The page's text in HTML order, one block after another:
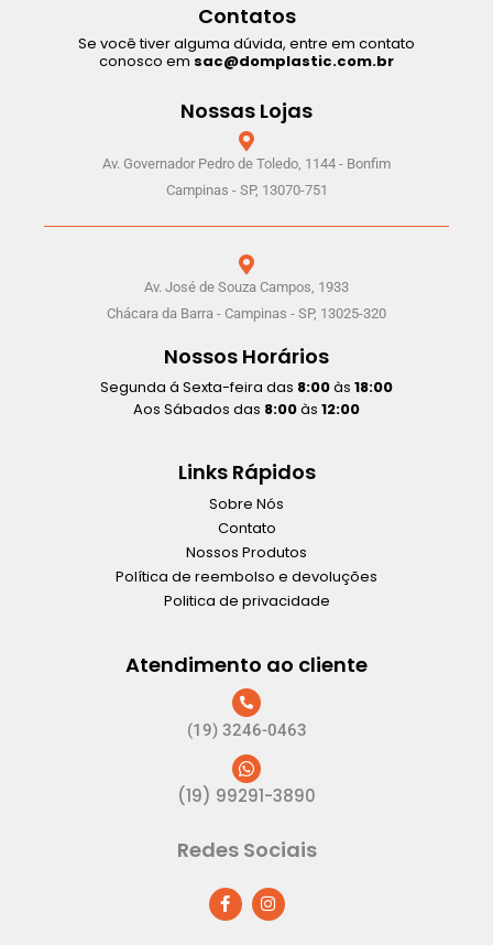
Contatos
Se você tiver alguma dúvida, entre em contato
conosco em sac@domplastic.com.br
Nossas Lojas
Av. Governador Pedro de Toledo, 1144 - Bonfim
Campinas - SP, 13070-751
Av. José de Souza Campos, 1933
Chácara da Barra - Campinas - SP, 13025-320
Nossos Horários
Segunda á Sexta-feira das 8:00às 18:00
Aos Sábados das 8:00às 12:00
Links Rápidos
Sobre Nós
Contato
Nossos Produtos
Política de reembolso e devoluções
Politica de privacidade
Atendimento ao cliente
(19) 3246-0463
(19) 99291-3890
Redes Sociais
F
a
c
I
n
s